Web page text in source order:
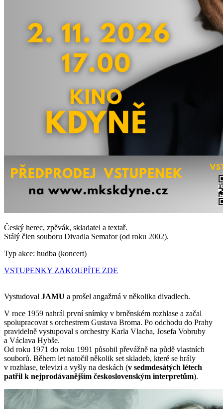
Český herec, zpěvák, skladatel a textař.
Stálý člen souboru Divadla Semafor (od roku 2002).
Typ akce: hudba (koncert)
VSTUPENKY ZAKOUPÍTE ZDE
Vystudoval JAMU a prošel angažmá v několika divadlech.
V roce 1959 nahrál první snímky v brněnském rozhlase a začal
spolupracovat s orchestrem Gustava Broma. Po odchodu do Prahy
pravidelně vystupoval s orchestry Karla Vlacha, Josefa Vobruby
a Václava Hybše.
Od roku 1971 do roku 1991 působil převážně na půdě vlastních
souborů. Během let natočil několik set skladeb, které se hrály
v rozhlase, televizi a vyšly na deskách (v sedmdesátých létech
patřil k nejprodávanějším československým interpretům).